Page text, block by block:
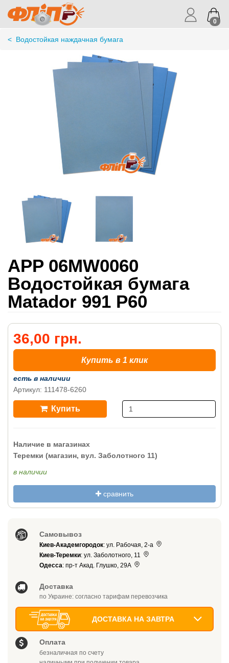
0
< Водостойкая наждачная бумага
APP 06MW0060
Водостойкая бумага
Matador 991 P60
36,00 грн.
Купить в 1 клик
есть в наличии
Артикул: 111478-6260
Купить
Наличие в магазинах
Теремки (магазин, вул. Заболотного 11)
в наличии
сравнить
Самовывоз
Киев-Академгородок: ул. Рабочая, 2-а
Киев-Теремки: ул. Заболотного, 11
Одесса: пр-т Акад. Глушко, 29А
Доставка
по Украине: согласно тарифам перевозчика
ДОСТАВКА НА ЗАВТРА
Оплата
безналичная по счету